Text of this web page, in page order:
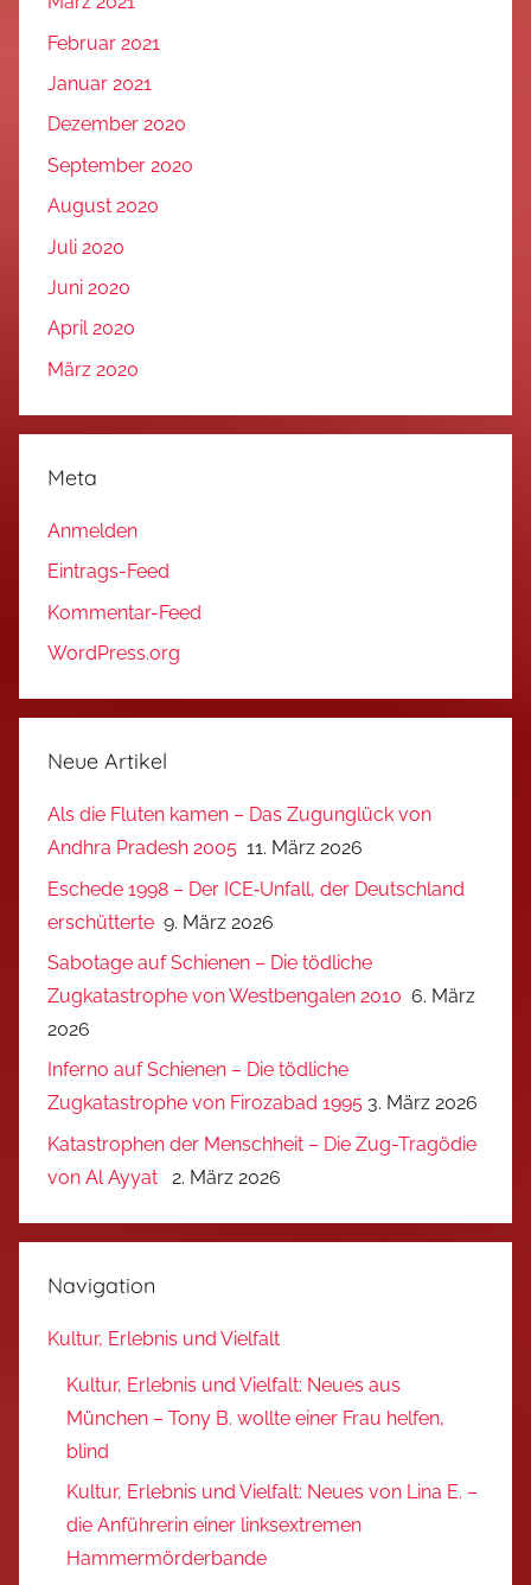
Februar 2021
Januar 2021
Dezember 2020
September 2020
August 2020
Juli 2020
Juni 2020
April 2020
März 2020
Meta
Anmelden
Eintrags-Feed
Kommentar-Feed
WordPress.org
Neue Artikel
Als die Fluten kamen – Das Zugunglück von
Andhra Pradesh 2005 11. März 2026
Eschede 1998 – Der ICE‑Unfall, der Deutschland
erschütterte 9. März 2026
Sabotage auf Schienen – Die tödliche
Zugkatastrophe von Westbengalen 2010 6. März
2026
Inferno auf Schienen – Die tödliche
Zugkatastrophe von Firozabad 1995 3. März 2026
Katastrophen der Menschheit – Die Zug-Tragödie
von Al Ayyat
2. März 2026
Navigation
Kultur, Erlebnis und Vielfalt
Kultur, Erlebnis und Vielfalt: Neues aus
München – Tony B. wollte einer Frau helfen,
blind
Kultur, Erlebnis und Vielfalt: Neues von Lina E. –
die Anführerin einer linksextremen
Hammermörderbande